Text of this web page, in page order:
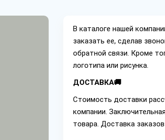
В каталоге нашей
заказать ее, сделав
обратной связи. Кроме
логотипа или рисунка.
ДОСТАВКА🚚
Стоимость доставки
компании.
товара. Доставка